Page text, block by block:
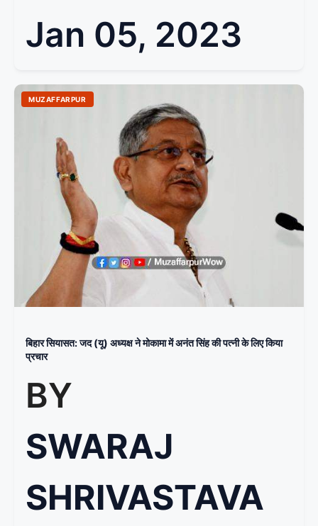
Jan 05, 2023
MUZAFFARPUR
बिहार सियासत: जद (यू) अध्यक्ष ने मोकामा में अनंत सिंह की पत्नी के लिए किया
प्रचार
BY
SWARAJ
SHRIVASTAVA